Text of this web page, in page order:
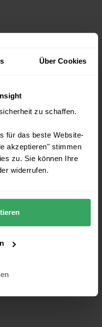
Über Cookies
zu schaffen.
für das beste Website-
akzeptieren" stimmen
zu. Sie können Ihre
widerrufen.